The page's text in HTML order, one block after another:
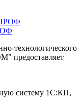
технологического
предоставляет
систему 1С:КП,